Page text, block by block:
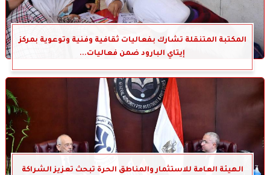
المكتبة المتنقلة تشارك بفعاليات ثقافية وفنية وتوعوية بمركز
إيتاي البارود ضمن فعاليات...
الهيئة العامة للاستثمار والمناطق الحرة تبحث تعزيز الشراكة